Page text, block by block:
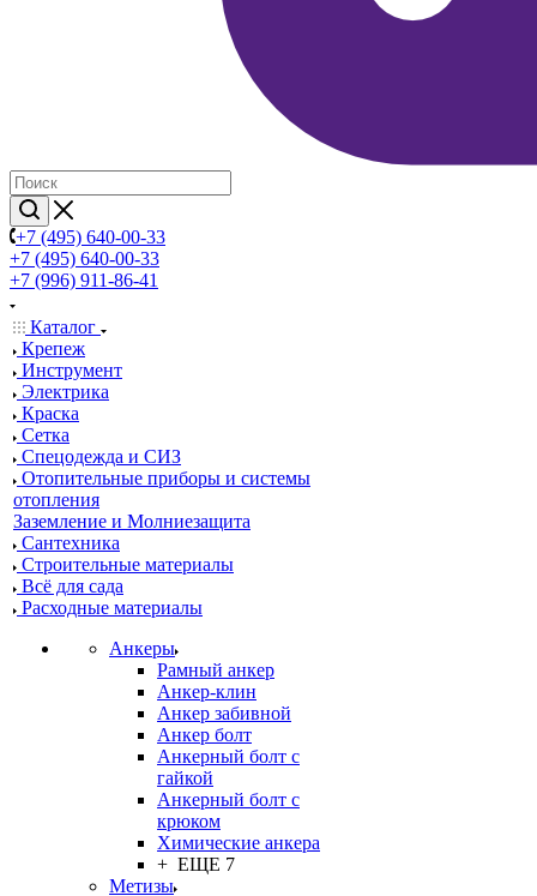
+7 (495) 640-00-33
+7 (495) 640-00-33
+7 (996) 911-86-41
Каталог
Крепеж
Инструмент
Электрика
Краска
Сетка
Спецодежда и СИЗ
Отопительные приборы и системы
отопления
Заземление и Молниезащита
Сантехника
Строительные материалы
Всё для сада
Расходные материалы
Анкеры
Рамный анкер
Анкер-клин
Анкер забивной
Анкер болт
Анкерный болт с
гайкой
Анкерный болт с
крюком
Химические анкера
+ ЕЩЕ 7
Метизы